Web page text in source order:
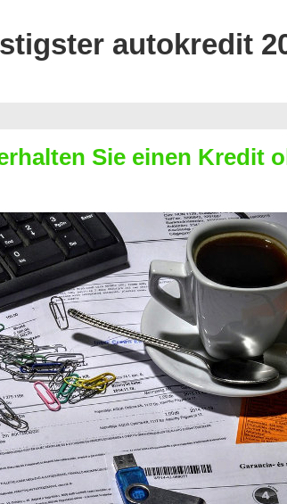
autokredit
Sie einen Kredit